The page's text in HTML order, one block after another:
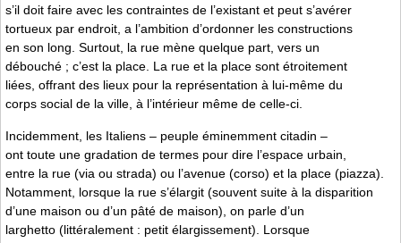
s’il doit faire avec les contraintes de l’existant et peut s’avérer
tortueux par endroit, a l’ambition d’ordonner les constructions
en son long. Surtout, la rue mène quelque part, vers un
débouché ; c’est la place. La rue et la place sont étroitement
liées, offrant des lieux pour la représentation à lui-même du
corps social de la ville, à l’intérieur même de celle-ci.
Incidemment, les Italiens – peuple éminemment citadin –
ont toute une gradation de termes pour dire l’espace urbain,
entre la rue (via ou strada) ou l’avenue (corso) et la place (piazza).
Notamment, lorsque la rue s’élargit (souvent suite à la disparition
d’une maison ou d’un pâté de maison), on parle d’un
larghetto (littéralement : petit élargissement). Lorsque